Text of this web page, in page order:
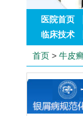
医院首页
临床技术
首页 > 牛皮